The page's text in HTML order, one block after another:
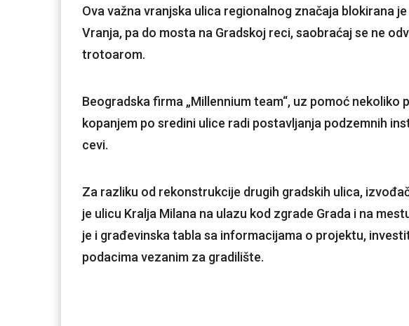
Ova važna vranjska ulica regionalnog značaja blokirana
Vranja, pa do mosta na Gradskoj reci, saobraćaj se ne
trotoarom.
Beogradska firma „Millennium team“, uz pomoć nekoliko
kopanjem po sredini ulice radi postavljanja podzemnih
cevi.
Za razliku od rekonstrukcije drugih gradskih ulica,
je ulicu Kralja Milana na ulazu kod zgrade Grada i na
je i građevinska tabla sa informacijama o projektu,
podacima vezanim za gradilište.